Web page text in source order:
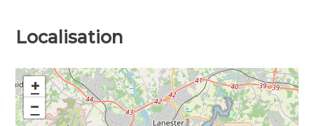
Localisation
+
−